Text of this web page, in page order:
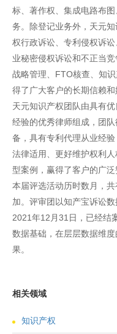
标、著作权、集成电路布
务。除登记业务外，天元
权行政诉讼、专利侵权诉
业秘密侵权诉讼和不正当
战略管理、FTO核查、知
得了广大客户的长期信赖和
天元知识产权团队由具有
经验的优秀律师组成，团
备，具有专利代理从业经
法律适用、更好维护权利
型案例，赢得了客户的广泛
本届评选活动历时数月，
加。评审团以知产宝诉讼
2021年12月31日，已经结
数据基础，在层层数据维
果。
相关领域
知识产权